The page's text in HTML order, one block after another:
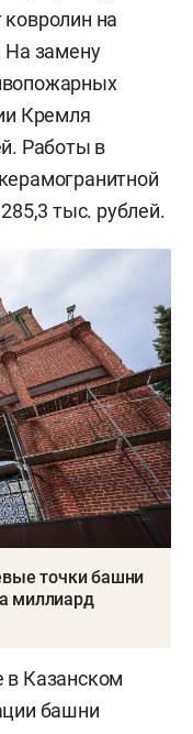
на
На замену
Кремля
Работы в
тыс. рублей.
точки башни
миллиард
Казанском
башни